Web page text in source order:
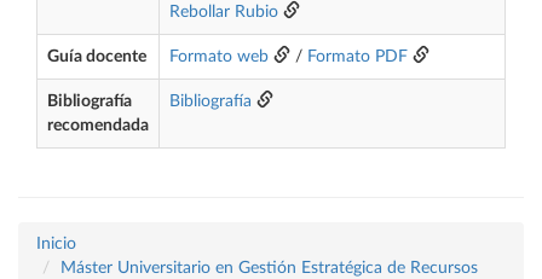
Rebollar Rubio
Guía docente Formato web / Formato PDF
Bibliografía
recomendada
Bibliografía
Inicio
Máster Universitario en Gestión Estratégica de Recursos